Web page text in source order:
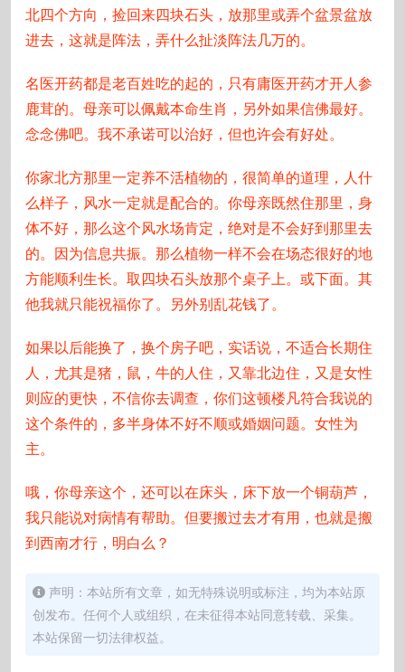
北四个方向，捡回来四块石头，放那里或弄个盆景盆放
进去，这就是阵法，弄什么扯淡阵法几万的。
名医开药都是老百姓吃的起的，只有庸医开药才开人参
鹿茸的。母亲可以佩戴本命生肖，另外如果信佛最好。
念念佛吧。我不承诺可以治好，但也许会有好处。
你家北方那里一定养不活植物的，很简单的道理，人什
么样子，风水一定就是配合的。你母亲既然住那里，身
体不好，那么这个风水场肯定，绝对是不会好到那里去
的。因为信息共振。那么植物一样不会在场态很好的地
方能顺利生长。取四块石头放那个桌子上。或下面。其
他我就只能祝福你了。另外别乱花钱了。
如果以后能换了，换个房子吧，实话说，不适合长期住
人，尤其是猪，鼠，牛的人住，又靠北边住，又是女性
则应的更快，不信你去调查，你们这顿楼凡符合我说的
这个条件的，多半身体不好不顺或婚姻问题。女性为
主。
哦，你母亲这个，还可以在床头，床下放一个铜葫芦，
我只能说对病情有帮助。但要搬过去才有用，也就是搬
到西南才行，明白么？
声明：本站所有文章，如无特殊说明或标注，均为本站原
创发布。任何个人或组织，在未征得本站同意转载、采集。
本站保留一切法律权益。